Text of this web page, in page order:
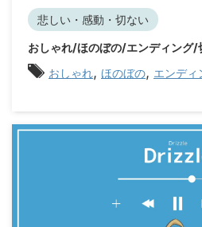
悲しい・感動・切ない
おしゃれ/ほのぼの/エンディング/
おしゃれ, ほのぼの, エンディ